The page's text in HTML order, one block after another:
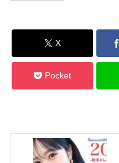
X
Pocket